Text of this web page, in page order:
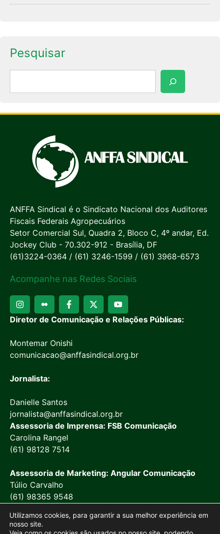
Pesquisar
ANFFA Sindical é o Sindicato Nacional dos Auditores
Fiscais Federais Agropecuários
Setor Comercial Sul, Quadra 2, Bloco C, 4º andar, Ed.
Jockey Club - 70.302-912 - Brasília, DF
(61)3224-0364 / (61) 3246-1599 / (61) 3968-6573
Acompanhe nas Redes Sociais
Diretor de Comunicação e Relações Públicas:
Montemar Onishi
comunicacao@anffasindical.org.br
Jornalista:
Danielle Santos
jornalista@anffasindical.org.br
Assessoria de Imprensa: FSB Comunicação
Carolina Rangel
(61) 98128 7514
Assessoria de Marketing: Angular Comunicação
Túlio Carvalho
(61) 98365 9548
Utilizamos cookies, para garantir a sua melhor experiência em
nosso site.